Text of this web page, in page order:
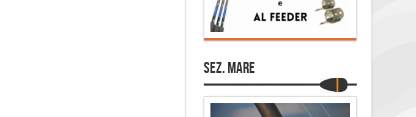
Sez. Mare